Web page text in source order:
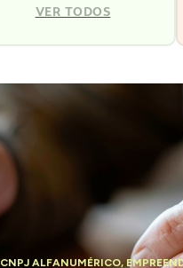
VER TODOS
CNPJ ALFANUMÉRICO,